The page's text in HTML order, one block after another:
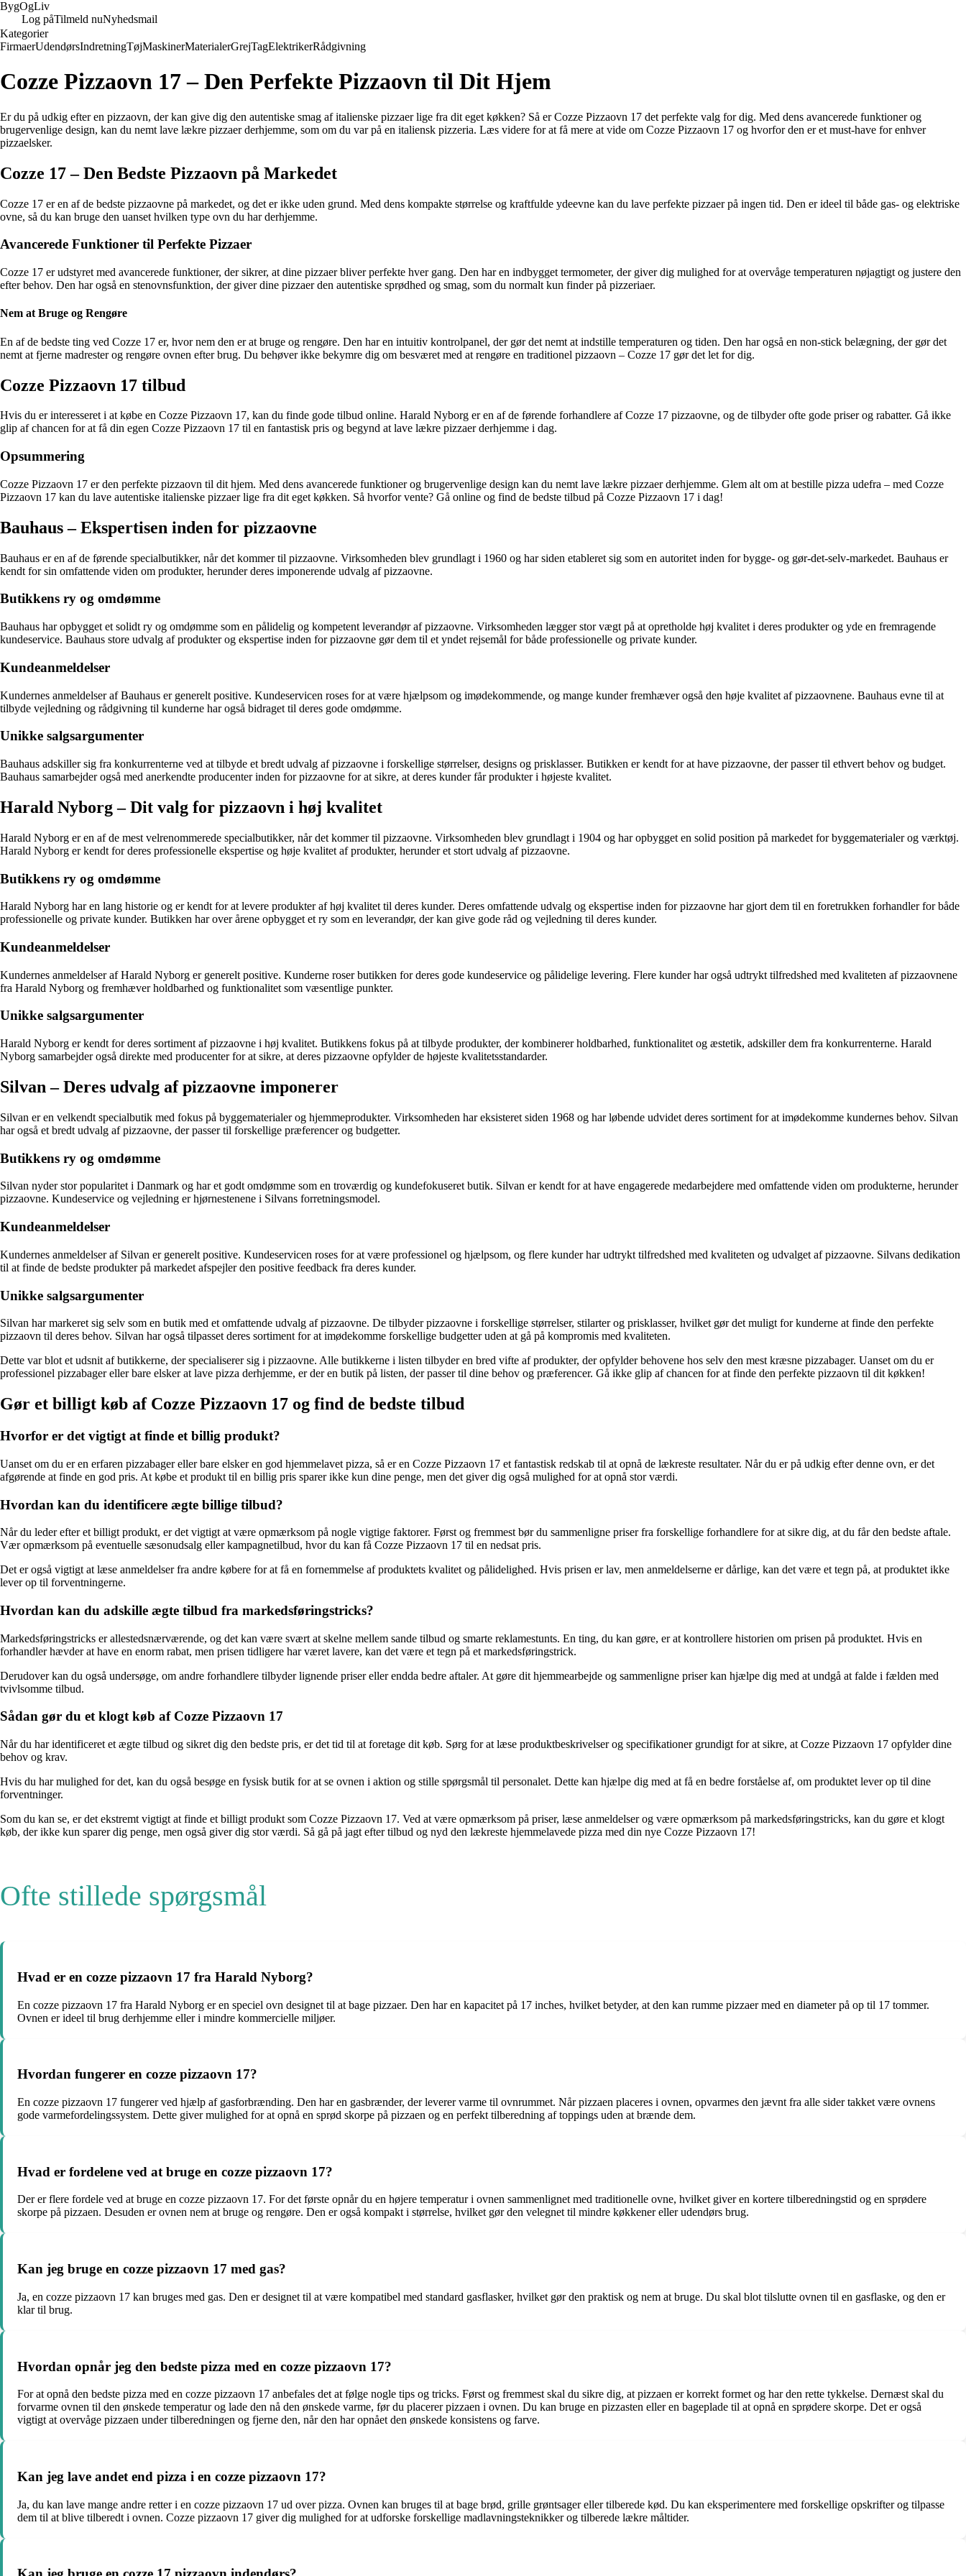
BygOgLiv
Log påTilmeld nuNyhedsmail
Kategorier
FirmaerUdendørsIndretningTøjMaskinerMaterialerGrejTagElektrikerRådgivning
Cozze Pizzaovn 17 – Den Perfekte Pizzaovn til Dit Hjem
Er du på udkig efter en pizzaovn, der kan give dig den autentiske smag af italienske pizzaer lige fra dit eget køkken? Så er Cozze Pizzaovn 17 det perfekte valg for dig. Med dens avancerede funktioner og
brugervenlige design, kan du nemt lave lækre pizzaer derhjemme, som om du var på en italiensk pizzeria. Læs videre for at få mere at vide om Cozze Pizzaovn 17 og hvorfor den er et must-have for enhver
pizzaelsker.
Cozze 17 – Den Bedste Pizzaovn på Markedet
Cozze 17 er en af ​​de bedste pizzaovne på markedet, og det er ikke uden grund. Med dens kompakte størrelse og kraftfulde ydeevne kan du lave perfekte pizzaer på ingen tid. Den er ideel til både gas- og elektriske
ovne, så du kan bruge den uanset hvilken type ovn du har derhjemme.
Avancerede Funktioner til Perfekte Pizzaer
Cozze 17 er udstyret med avancerede funktioner, der sikrer, at dine pizzaer bliver perfekte hver gang. Den har en indbygget termometer, der giver dig mulighed for at overvåge temperaturen nøjagtigt og justere den
efter behov. Den har også en stenovnsfunktion, der giver dine pizzaer den autentiske sprødhed og smag, som du normalt kun finder på pizzeriaer.
Nem at Bruge og Rengøre
En af de bedste ting ved Cozze 17 er, hvor nem den er at bruge og rengøre. Den har en intuitiv kontrolpanel, der gør det nemt at indstille temperaturen og tiden. Den har også en non-stick belægning, der gør det
nemt at fjerne madrester og rengøre ovnen efter brug. Du behøver ikke bekymre dig om besværet med at rengøre en traditionel pizzaovn – Cozze 17 gør det let for dig.
Cozze Pizzaovn 17 tilbud
Hvis du er interesseret i at købe en Cozze Pizzaovn 17, kan du finde gode tilbud online. Harald Nyborg er en af ​​de førende forhandlere af Cozze 17 pizzaovne, og de tilbyder ofte gode priser og rabatter. Gå ikke
glip af chancen for at få din egen Cozze Pizzaovn 17 til en fantastisk pris og begynd at lave lækre pizzaer derhjemme i dag.
Opsummering
Cozze Pizzaovn 17 er den perfekte pizzaovn til dit hjem. Med dens avancerede funktioner og brugervenlige design kan du nemt lave lækre pizzaer derhjemme. Glem alt om at bestille pizza udefra – med Cozze
Pizzaovn 17 kan du lave autentiske italienske pizzaer lige fra dit eget køkken. Så hvorfor vente? Gå online og find de bedste tilbud på Cozze Pizzaovn 17 i dag!
Bauhaus – Ekspertisen inden for pizzaovne
Bauhaus er en af de førende specialbutikker, når det kommer til pizzaovne. Virksomheden blev grundlagt i 1960 og har siden etableret sig som en autoritet inden for bygge- og gør-det-selv-markedet. Bauhaus er
kendt for sin omfattende viden om produkter, herunder deres imponerende udvalg af pizzaovne.
Butikkens ry og omdømme
Bauhaus har opbygget et solidt ry og omdømme som en pålidelig og kompetent leverandør af pizzaovne. Virksomheden lægger stor vægt på at opretholde høj kvalitet i deres produkter og yde en fremragende
kundeservice. Bauhaus store udvalg af produkter og ekspertise inden for pizzaovne gør dem til et yndet rejsemål for både professionelle og private kunder.
Kundeanmeldelser
Kundernes anmeldelser af Bauhaus er generelt positive. Kundeservicen roses for at være hjælpsom og imødekommende, og mange kunder fremhæver også den høje kvalitet af pizzaovnene. Bauhaus evne til at
tilbyde vejledning og rådgivning til kunderne har også bidraget til deres gode omdømme.
Unikke salgsargumenter
Bauhaus adskiller sig fra konkurrenterne ved at tilbyde et bredt udvalg af pizzaovne i forskellige størrelser, designs og prisklasser. Butikken er kendt for at have pizzaovne, der passer til ethvert behov og budget.
Bauhaus samarbejder også med anerkendte producenter inden for pizzaovne for at sikre, at deres kunder får produkter i højeste kvalitet.
Harald Nyborg – Dit valg for pizzaovn i høj kvalitet
Harald Nyborg er en af de mest velrenommerede specialbutikker, når det kommer til pizzaovne. Virksomheden blev grundlagt i 1904 og har opbygget en solid position på markedet for byggematerialer og værktøj.
Harald Nyborg er kendt for deres professionelle ekspertise og høje kvalitet af produkter, herunder et stort udvalg af pizzaovne.
Butikkens ry og omdømme
Harald Nyborg har en lang historie og er kendt for at levere produkter af høj kvalitet til deres kunder. Deres omfattende udvalg og ekspertise inden for pizzaovne har gjort dem til en foretrukken forhandler for både
professionelle og private kunder. Butikken har over årene opbygget et ry som en leverandør, der kan give gode råd og vejledning til deres kunder.
Kundeanmeldelser
Kundernes anmeldelser af Harald Nyborg er generelt positive. Kunderne roser butikken for deres gode kundeservice og pålidelige levering. Flere kunder har også udtrykt tilfredshed med kvaliteten af pizzaovnene
fra Harald Nyborg og fremhæver holdbarhed og funktionalitet som væsentlige punkter.
Unikke salgsargumenter
Harald Nyborg er kendt for deres sortiment af pizzaovne i høj kvalitet. Butikkens fokus på at tilbyde produkter, der kombinerer holdbarhed, funktionalitet og æstetik, adskiller dem fra konkurrenterne. Harald
Nyborg samarbejder også direkte med producenter for at sikre, at deres pizzaovne opfylder de højeste kvalitetsstandarder.
Silvan – Deres udvalg af pizzaovne imponerer
Silvan er en velkendt specialbutik med fokus på byggematerialer og hjemmeprodukter. Virksomheden har eksisteret siden 1968 og har løbende udvidet deres sortiment for at imødekomme kundernes behov. Silvan
har også et bredt udvalg af pizzaovne, der passer til forskellige præferencer og budgetter.
Butikkens ry og omdømme
Silvan nyder stor popularitet i Danmark og har et godt omdømme som en troværdig og kundefokuseret butik. Silvan er kendt for at have engagerede medarbejdere med omfattende viden om produkterne, herunder
pizzaovne. Kundeservice og vejledning er hjørnestenene i Silvans forretningsmodel.
Kundeanmeldelser
Kundernes anmeldelser af Silvan er generelt positive. Kundeservicen roses for at være professionel og hjælpsom, og flere kunder har udtrykt tilfredshed med kvaliteten og udvalget af pizzaovne. Silvans dedikation
til at finde de bedste produkter på markedet afspejler den positive feedback fra deres kunder.
Unikke salgsargumenter
Silvan har markeret sig selv som en butik med et omfattende udvalg af pizzaovne. De tilbyder pizzaovne i forskellige størrelser, stilarter og prisklasser, hvilket gør det muligt for kunderne at finde den perfekte
pizzaovn til deres behov. Silvan har også tilpasset deres sortiment for at imødekomme forskellige budgetter uden at gå på kompromis med kvaliteten.
Dette var blot et udsnit af butikkerne, der specialiserer sig i pizzaovne. Alle butikkerne i listen tilbyder en bred vifte af produkter, der opfylder behovene hos selv den mest kræsne pizzabager. Uanset om du er
professionel pizzabager eller bare elsker at lave pizza derhjemme, er der en butik på listen, der passer til dine behov og præferencer. Gå ikke glip af chancen for at finde den perfekte pizzaovn til dit køkken!
Gør et billigt køb af Cozze Pizzaovn 17 og find de bedste tilbud
Hvorfor er det vigtigt at finde et billig produkt?
Uanset om du er en erfaren pizzabager eller bare elsker en god hjemmelavet pizza, så er en Cozze Pizzaovn 17 et fantastisk redskab til at opnå de lækreste resultater. Når du er på udkig efter denne ovn, er det
afgørende at finde en god pris. At købe et produkt til en billig pris sparer ikke kun dine penge, men det giver dig også mulighed for at opnå stor værdi.
Hvordan kan du identificere ægte billige tilbud?
Når du leder efter et billigt produkt, er det vigtigt at være opmærksom på nogle vigtige faktorer. Først og fremmest bør du sammenligne priser fra forskellige forhandlere for at sikre dig, at du får den bedste aftale.
Vær opmærksom på eventuelle sæsonudsalg eller kampagnetilbud, hvor du kan få Cozze Pizzaovn 17 til en nedsat pris.
Det er også vigtigt at læse anmeldelser fra andre købere for at få en fornemmelse af produktets kvalitet og pålidelighed. Hvis prisen er lav, men anmeldelserne er dårlige, kan det være et tegn på, at produktet ikke
lever op til forventningerne.
Hvordan kan du adskille ægte tilbud fra markedsføringstricks?
Markedsføringstricks er allestedsnærværende, og det kan være svært at skelne mellem sande tilbud og smarte reklamestunts. En ting, du kan gøre, er at kontrollere historien om prisen på produktet. Hvis en
forhandler hævder at have en enorm rabat, men prisen tidligere har været lavere, kan det være et tegn på et markedsføringstrick.
Derudover kan du også undersøge, om andre forhandlere tilbyder lignende priser eller endda bedre aftaler. At gøre dit hjemmearbejde og sammenligne priser kan hjælpe dig med at undgå at falde i fælden med
tvivlsomme tilbud.
Sådan gør du et klogt køb af Cozze Pizzaovn 17
Når du har identificeret et ægte tilbud og sikret dig den bedste pris, er det tid til at foretage dit køb. Sørg for at læse produktbeskrivelser og specifikationer grundigt for at sikre, at Cozze Pizzaovn 17 opfylder dine
behov og krav.
Hvis du har mulighed for det, kan du også besøge en fysisk butik for at se ovnen i aktion og stille spørgsmål til personalet. Dette kan hjælpe dig med at få en bedre forståelse af, om produktet lever op til dine
forventninger.
Som du kan se, er det ekstremt vigtigt at finde et billigt produkt som Cozze Pizzaovn 17. Ved at være opmærksom på priser, læse anmeldelser og være opmærksom på markedsføringstricks, kan du gøre et klogt
køb, der ikke kun sparer dig penge, men også giver dig stor værdi. Så gå på jagt efter tilbud og nyd den lækreste hjemmelavede pizza med din nye Cozze Pizzaovn 17!
Ofte stillede spørgsmål
Hvad er en cozze pizzaovn 17 fra Harald Nyborg?
En cozze pizzaovn 17 fra Harald Nyborg er en speciel ovn designet til at bage pizzaer. Den har en kapacitet på 17 inches, hvilket betyder, at den kan rumme pizzaer med en diameter på op til 17 tommer.
Ovnen er ideel til brug derhjemme eller i mindre kommercielle miljøer.
Hvordan fungerer en cozze pizzaovn 17?
En cozze pizzaovn 17 fungerer ved hjælp af gasforbrænding. Den har en gasbrænder, der leverer varme til ovnrummet. Når pizzaen placeres i ovnen, opvarmes den jævnt fra alle sider takket være ovnens
gode varmefordelingssystem. Dette giver mulighed for at opnå en sprød skorpe på pizzaen og en perfekt tilberedning af toppings uden at brænde dem.
Hvad er fordelene ved at bruge en cozze pizzaovn 17?
Der er flere fordele ved at bruge en cozze pizzaovn 17. For det første opnår du en højere temperatur i ovnen sammenlignet med traditionelle ovne, hvilket giver en kortere tilberedningstid og en sprødere
skorpe på pizzaen. Desuden er ovnen nem at bruge og rengøre. Den er også kompakt i størrelse, hvilket gør den velegnet til mindre køkkener eller udendørs brug.
Kan jeg bruge en cozze pizzaovn 17 med gas?
Ja, en cozze pizzaovn 17 kan bruges med gas. Den er designet til at være kompatibel med standard gasflasker, hvilket gør den praktisk og nem at bruge. Du skal blot tilslutte ovnen til en gasflaske, og den er
klar til brug.
Hvordan opnår jeg den bedste pizza med en cozze pizzaovn 17?
For at opnå den bedste pizza med en cozze pizzaovn 17 anbefales det at følge nogle tips og tricks. Først og fremmest skal du sikre dig, at pizzaen er korrekt formet og har den rette tykkelse. Dernæst skal du
forvarme ovnen til den ønskede temperatur og lade den nå den ønskede varme, før du placerer pizzaen i ovnen. Du kan bruge en pizzasten eller en bageplade til at opnå en sprødere skorpe. Det er også
vigtigt at overvåge pizzaen under tilberedningen og fjerne den, når den har opnået den ønskede konsistens og farve.
Kan jeg lave andet end pizza i en cozze pizzaovn 17?
Ja, du kan lave mange andre retter i en cozze pizzaovn 17 ud over pizza. Ovnen kan bruges til at bage brød, grille grøntsager eller tilberede kød. Du kan eksperimentere med forskellige opskrifter og tilpasse
dem til at blive tilberedt i ovnen. Cozze pizzaovn 17 giver dig mulighed for at udforske forskellige madlavningsteknikker og tilberede lækre måltider.